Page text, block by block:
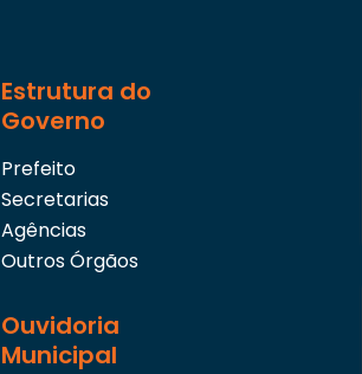
Estrutura do
Governo
Prefeito
Secretarias
Agências
Outros Órgãos
Ouvidoria
Municipal